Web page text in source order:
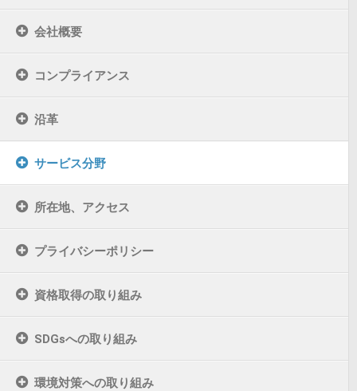
会社概要
コンプライアンス
沿革
サービス分野
所在地、アクセス
プライバシーポリシー
資格取得の取り組み
SDGsへの取り組み
環境対策への取り組み